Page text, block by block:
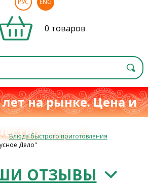
РУС ENG
0 товаров
на рынке. Цена и
с 1993 г.≡
Блюда быстрого приготовления
Дело"
ОТЗЫВЫ